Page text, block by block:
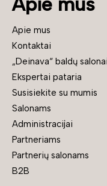
Apie mus
Kontaktai
„Deinava“ baldų salonai
Ekspertai pataria
Susisiekite su mumis
Salonams
Administracijai
Partneriams
Partnerių salonams
B2B